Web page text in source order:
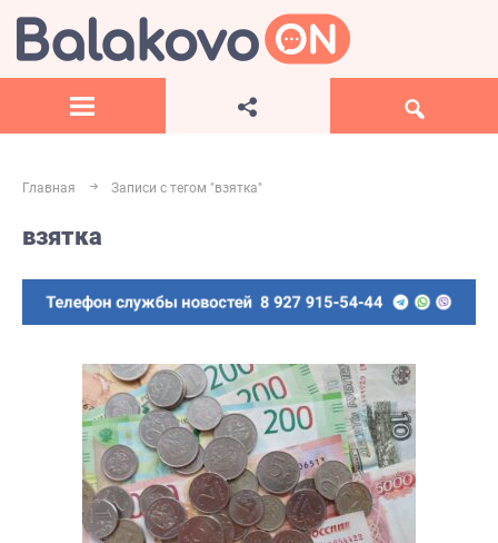
Главная Записи с тегом "взятка"
взятка